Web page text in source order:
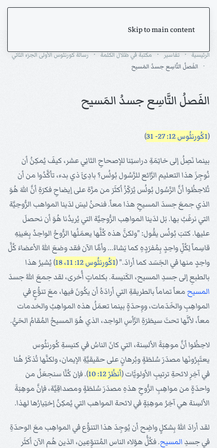
Skip to main content
الرئيسية تفاسير مكتبة في ظلال الكلمة
رسالة كورنثوس الأولى الجزء الثاني
الفَصلُ التَّاسِع جسدُ المَسيح
الفَصلُ التَّاسِع جسدُ المَسيح
(1كُورنثُوس 12: 27- 31 )
بينما نَصِلُ إلى خاتِمَةِ دراستِنا للإصحاحِ الثانِي عشر، كيفَ يُمكِنُ أن
نُوجِزَ هذا التعليم الرَّائع للرَّسُول بُولُس؟ بادِئَ ذي بدء، تأكَّدُوا من أن
تُلاحِظُوا أنَّ الرَّسُول بُولُس يُرَكِّزُ أكثَرَ من مرَّة على إيضاحِ فكرَةِ أنَّ اللهَ هُوَ
الذي جمعَ جسدَ المسيحِ هذا معاً. فنحنُ ليسَ لدَينا المواهب الرُّوحِيَّة
التي نرغَبُ بها. بَل لدَينا المواهِب الرُّوحِيَّة التي يُريدُنا هُوَ أن نحصلَ
عليها. كتبَ بُولُس يقُول: "ولكنَّ هذه كُلَّها يعمَلُها الرُّوحُ الواحِدُ بِعَينِهِ
قاسِماً لِكُلِّ واحِدٍ بِمُفرَدِِهِ كما يَشاءُ... وأمَّا الآن فقد وضعَ اللهُ الأعضاءَ كُلَّ
واحِدٍ منها في الجَسَد كما أرادَ." (1كُورنثُوس 12: 11، 18
) يُشيرُ هذا
بالطبعِ إلى جسدِ المسيح، الكَنيسة. بكلماتٍ أُخرى، لقد جمعَ اللهُ جسدَ
المسيح معاً تماماً بالطريقةِ التي أرادَهُ أن يكُونَ فيها، معَ تنوُّعٍ في
المواهِبِ والخَدَمات، ووِحدَةٍ بينما تعمَلُ هذه المواهِبُ والخدمات
معاً، لأنَّها تحتَ سيطَرَةِ الرَّأسِ الواحِد، الذي هُوَ المسيحُ المُقامُ الحَيُّ.
لاحِظُوا أنَّ موهِبَةَ الألسِنة، التي كانَ الناسُ في كنيسةِ كُورنثُوس
يعتَبِرُونَها مصدَرَ سُلطَةٍ وبُرهانٍ على حقيقيَّةِ الإيمان، ولكنَّها تُذكَرُ هُنا
في آخِرِ لائحةِ ترتيبِ الأولويَّات (أنظُرْ 12: 10
). فإن كُنَّا سنجعَلُ من
واحدَةٍ من مواهِبِ الرُّوحِ هذهِ مصدَرَ سُلطَةٍ ومصداقِيَّة، فإنَّ موهِبَةَ
الألسِنة هي آخِرُ موهِبَةٍ في لائحة المواهب التي يُمكِنُ إختِيارُها لهذا.
لقد أرادَ اللهُ بِشكلٍ واضِح أن يُوجِدَ هذا التنوُّع في المواهِب معَ الوحدَةِ
في جسدِ المسيح. فكُلُّ هؤلاء الناس المُتنوِّعِين، الذين هُم الآن أكثَر